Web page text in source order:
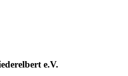
e.V.